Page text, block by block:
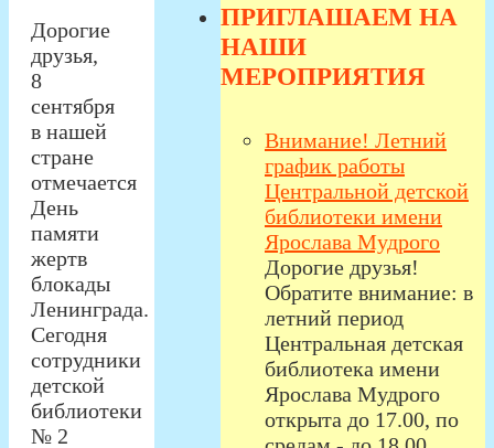
Дорогие
друзья,
8
сентября
в нашей
стране
отмечается
День
памяти
жертв
блокады
Ленинграда.
Сегодня
сотрудники
детской
библиотеки
№ 2
ПРИГЛАШАЕМ НА
НАШИ
МЕРОПРИЯТИЯ
Внимание! Летний
график работы
Центральной детской
библиотеки имени
Ярослава Мудрого
Дорогие друзья!
Обратите внимание: в
летний период
Центральная детская
библиотека имени
Ярослава Мудрого
открыта до 17.00, по